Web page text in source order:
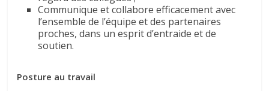
Communique et collabore efficacement avec
l’ensemble de l’équipe et des partenaires
proches, dans un esprit d’entraide et de
soutien.
Posture au travail